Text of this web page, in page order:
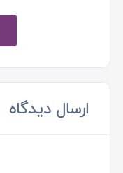
ارسال دیدگاه